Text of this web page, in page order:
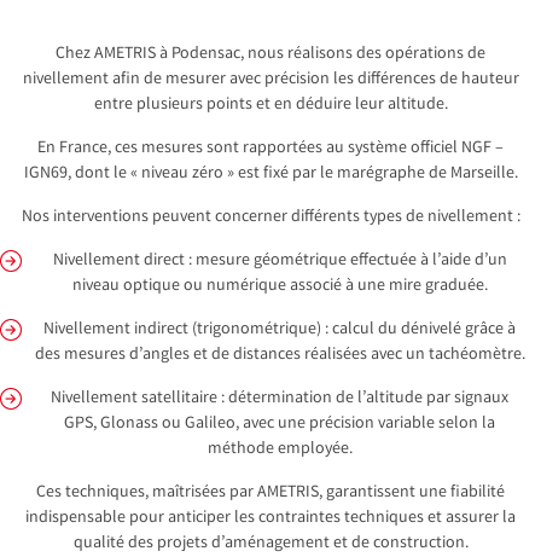
Chez AMETRIS à Podensac, nous réalisons des opérations de
nivellement afin de mesurer avec précision les différences de hauteur
entre plusieurs points et en déduire leur altitude.
En France, ces mesures sont rapportées au système officiel NGF –
IGN69, dont le « niveau zéro » est fixé par le marégraphe de Marseille.
Nos interventions peuvent concerner différents types de nivellement :
Nivellement direct : mesure géométrique effectuée à l’aide d’un
niveau optique ou numérique associé à une mire graduée.
Nivellement indirect (trigonométrique) : calcul du dénivelé grâce à
des mesures d’angles et de distances réalisées avec un tachéomètre.
Nivellement satellitaire : détermination de l’altitude par signaux
GPS, Glonass ou Galileo, avec une précision variable selon la
méthode employée.
Ces techniques, maîtrisées par AMETRIS, garantissent une fiabilité
indispensable pour anticiper les contraintes techniques et assurer la
qualité des projets d’aménagement et de construction.